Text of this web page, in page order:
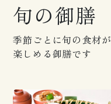
旬の御膳
季節ごとに旬の食材が
楽しめる御膳です